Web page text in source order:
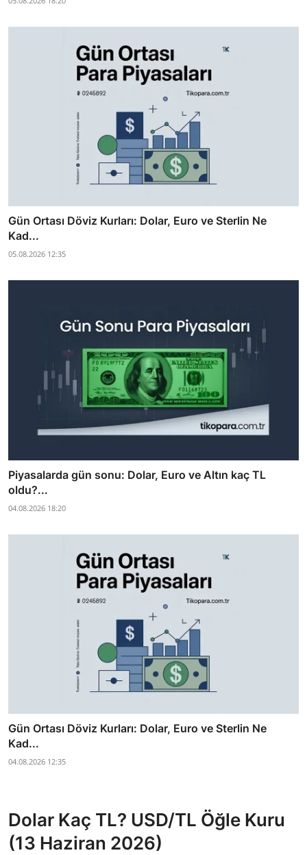
Gün Ortası Döviz Kurları: Dolar, Euro ve Sterlin Ne
Kad...
05.08.2026 12:35
Piyasalarda gün sonu: Dolar, Euro ve Altın kaç TL
oldu?...
04.08.2026 18:20
Gün Ortası Döviz Kurları: Dolar, Euro ve Sterlin Ne
Kad...
04.08.2026 12:35
Dolar Kaç TL? USD/TL Öğle Kuru
(13 Haziran 2026)